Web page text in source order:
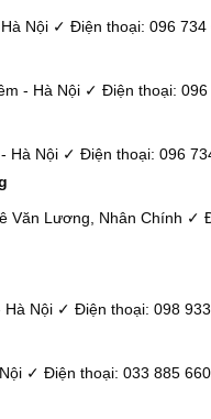
Nội ✓ Điện thoại: 096 734
- Hà Nội ✓ Điện thoại: 096
Hà Nội ✓ Điện thoại: 096
Văn Lương, Nhân Chính ✓
Nội ✓ Điện thoại: 098
✓ Điện thoại: 033 885